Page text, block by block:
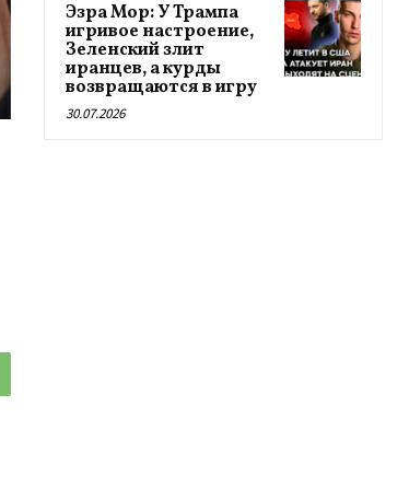
Эзра Мор: У Трампа
игривое настроение,
Зеленский злит
иранцев, а курды
возвращаются в игру
30.07.2026